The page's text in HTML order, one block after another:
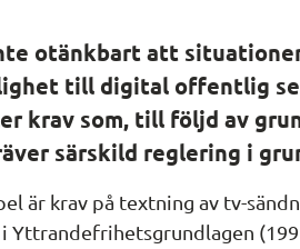
otänkbart att
till digital offentlig
krav som, till följd av
särskild reglering i
är krav på textning av tv-
Yttrandefrihetsgrundlagen